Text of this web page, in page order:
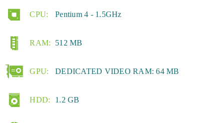
CPU: Pentium 4 - 1.5GHz
RAM: 512 MB
GPU: DEDICATED VIDEO RAM: 64 MB
HDD: 1.2 GB